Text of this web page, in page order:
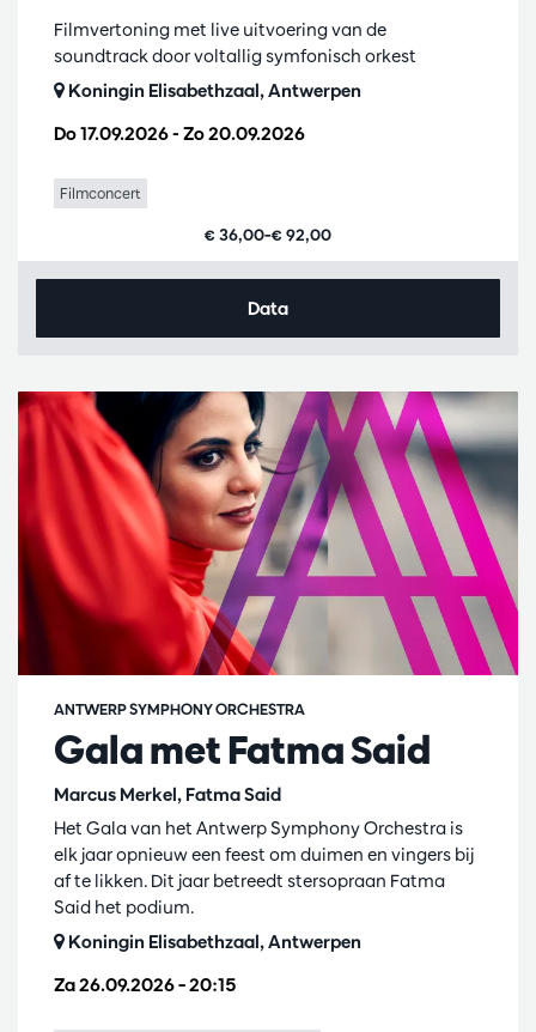
Do 17.09.2026- Zo 20.09.2026
Filmvertoning met live uitvoering van de
soundtrack door voltallig symfonisch orkest
Koningin Elisabethzaal, Antwerpen
Filmconcert
€ 36,00–€ 92,00
Data
Gala met Fatma Said
Marcus Merkel, Fatma Said
ANTWERP SYMPHONY ORCHESTRA
Za 26.09.2026– 20:15
Het Gala van het Antwerp Symphony Orchestra is
elk jaar opnieuw een feest om duimen en vingers bij
af te likken. Dit jaar betreedt stersopraan Fatma
Said het podium.
Koningin Elisabethzaal, Antwerpen